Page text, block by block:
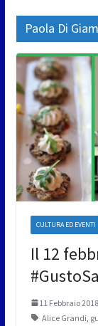
Paola Di
CULTURA ED EVENTI
Il 12
11 Febbraio 2018
Alice Grandi